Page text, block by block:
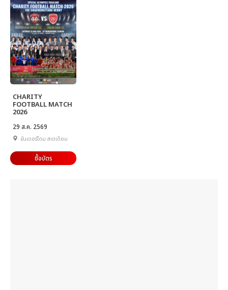
CHARITY
FOOTBALL MATCH
2026
29 ส.ค. 2569
ธันเดอร์โดม สเตเดียม
ซื้อบัตร